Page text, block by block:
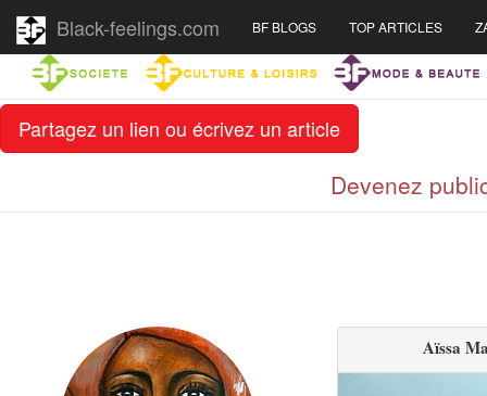
Partagez un lien ou écrivez un article
Black-feelings.com BF BLOGS TOP ARTICLES
Devenez
Aïssa